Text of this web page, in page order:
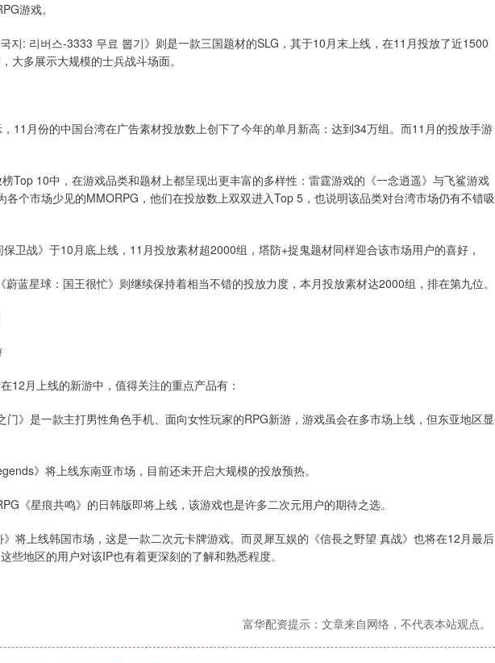
游戏。
지: 리버스-3333 무료 뽑기》则是一款三国题材的SLG，其于10月末上线，在11月投放了近1500
大多展示大规模的士兵战斗场面。
11月份的中国台湾在广告素材投放数上创下了今年的单月新高：达到34万组。而11月的投放手游
Top 10中，在游戏品类和题材上都呈现出更丰富的多样性：雷霆游戏的《一念逍遥》与飞鲨游戏
各个市场少见的MMORPG，他们在投放数上双双进入Top 5，也说明该品类对台湾市场仍有不错吸
卫战》于10月底上线，11月投放素材超2000组，塔防+捉鬼题材同样迎合该市场用户的喜好，
蓝星球：国王很忙》则继续保持着相当不错的投放力度，本月投放素材达2000组，排在第九位。
12月上线的新游中，值得关注的重点产品有：
门》是一款主打男性角色手机、面向女性玩家的RPG新游，游戏虽会在多市场上线，但东亚地区显
》将上线东南亚市场，目前还未开启大规模的投放预热。
《星痕共鸣》的日韩版即将上线，该游戏也是许多二次元用户的期待之选。
将上线韩国市场，这是一款二次元卡牌游戏。而灵犀互娱的《信長之野望 真战》也将在12月最后
些地区的用户对该IP也有着更深刻的了解和熟悉程度。
富华配资提示：文章来自网络，不代表本站观点。